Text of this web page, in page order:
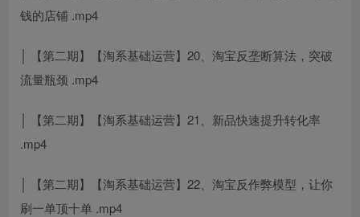
钱的店铺 .mp4
│ 【第二期】【淘系基础运营】20、淘宝反垄断算法，突破
流量瓶颈 .mp4
│ 【第二期】【淘系基础运营】21、新品快速提升转化率
.mp4
│ 【第二期】【淘系基础运营】22、淘宝反作弊模型，让你
刷一单顶十单 .mp4